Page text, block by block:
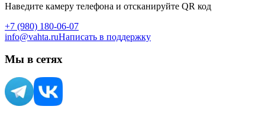
Наведите камеру телефона и отсканируйте QR код
+7 (980) 180-06-07
info@vahta.ruНаписать в поддержку
Мы в сетях